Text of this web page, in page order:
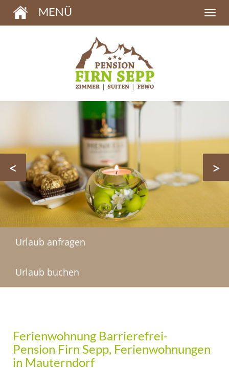
MENÜ
< >
Urlaub anfragen
Urlaub buchen
Ferienwohnung Barrierefrei-
Pension Firn Sepp, Ferienwohnungen
in Mauterndorf